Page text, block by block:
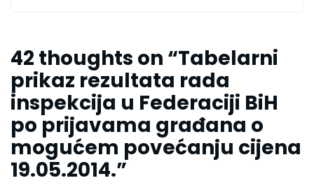
42 thoughts on “Tabelarni
prikaz rezultata rada
inspekcija u Federaciji BiH
po prijavama građana o
mogućem povećanju cijena
19.05.2014.”